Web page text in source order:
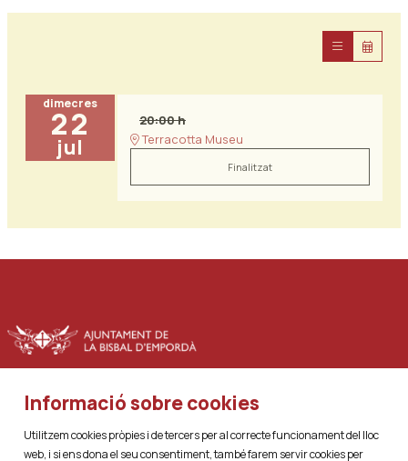
dimecres
22
jul
20:00 h
Terracotta Museu
Finalitzat
Sitemap | Avís Legal | Ús de Cookies
Informació sobre cookies
Utilitzem cookies pròpies i de tercers per al correcte funcionament del lloc
web, i si ens dona el seu consentiment, també farem servir cookies per